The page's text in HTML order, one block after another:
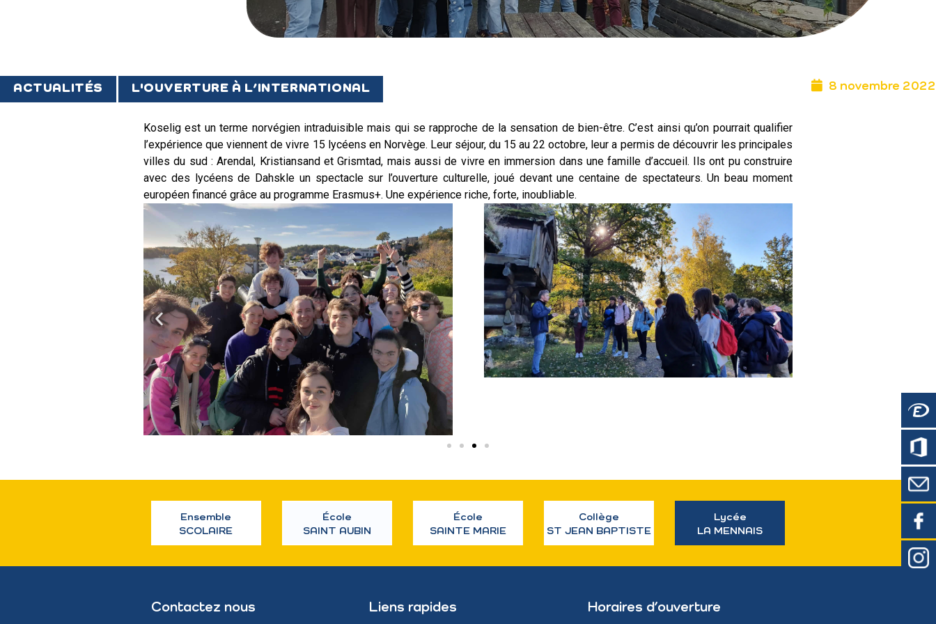
VIE AU LYCÉE
ESPACE RÉSERVÉ
S’INSCRIRE
ACTUALITÉS L'OUVERTURE À L’INTERNATIONAL 8 novembre 2022
Koselig est un terme norvégien intraduisible mais qui se rapproche de la sensation de bien-être. C’est ainsi qu’on pourrait qualifier
l’expérience que viennent de vivre 15 lycéens en Norvège. Leur séjour, du 15 au 22 octobre, leur a permis de découvrir les principales
villes du sud : Arendal, Kristiansand et Grismtad, mais aussi de vivre en immersion dans une famille d’accueil. Ils ont pu construire
avec des lycéens de Dahskle un spectacle sur l’ouverture culturelle, joué devant une centaine de spectateurs. Un beau moment
européen financé grâce au programme Erasmus+. Une expérience riche, forte, inoubliable.
Ensemble
SCOLAIRE
École
SAINT AUBIN
École
SAINTE MARIE
Collège
ST JEAN BAPTISTE
Lycée
LA MENNAIS
Contactez nous Liens rapides Horaires d’ouverture